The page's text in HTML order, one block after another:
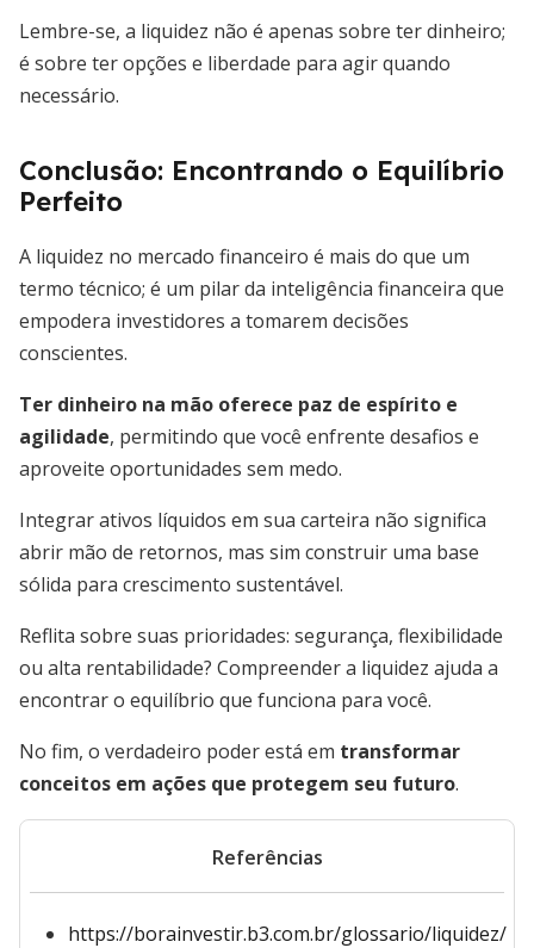
Lembre-se, a liquidez não é apenas sobre ter dinheiro;
é sobre ter opções e liberdade para agir quando
necessário.
Conclusão: Encontrando o Equilíbrio
Perfeito
A liquidez no mercado financeiro é mais do que um
termo técnico; é um pilar da inteligência financeira que
empodera investidores a tomarem decisões
conscientes.
Ter dinheiro na mão oferece paz de espírito e
agilidade, permitindo que você enfrente desafios e
aproveite oportunidades sem medo.
Integrar ativos líquidos em sua carteira não significa
abrir mão de retornos, mas sim construir uma base
sólida para crescimento sustentável.
Reflita sobre suas prioridades: segurança, flexibilidade
ou alta rentabilidade? Compreender a liquidez ajuda a
encontrar o equilíbrio que funciona para você.
No fim, o verdadeiro poder está em transformar
conceitos em ações que protegem seu futuro.
Referências
https://borainvestir.b3.com.br/glossario/liquidez/